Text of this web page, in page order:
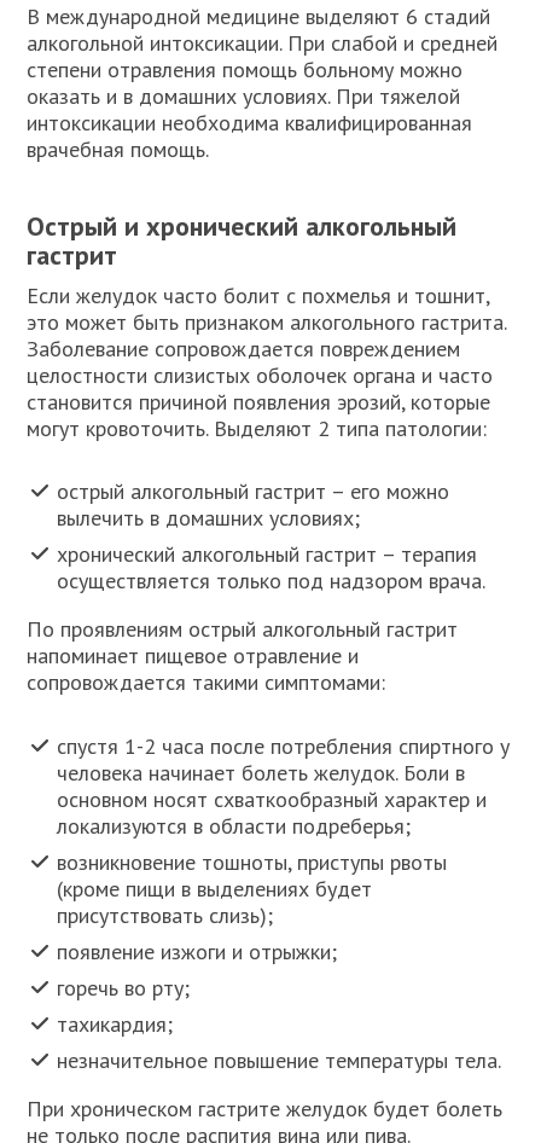
В международной медицине выделяют 6 стадий
алкогольной интоксикации. При слабой и средней
степени отравления помощь больному можно
оказать и в домашних условиях. При тяжелой
интоксикации необходима квалифицированная
врачебная помощь.
Острый и хронический алкогольный
гастрит
Если желудок часто болит с похмелья и тошнит,
это может быть признаком алкогольного гастрита.
Заболевание сопровождается повреждением
целостности слизистых оболочек органа и часто
становится причиной появления эрозий, которые
могут кровоточить. Выделяют 2 типа патологии:
острый алкогольный гастрит – его можно
вылечить в домашних условиях;
хронический алкогольный гастрит – терапия
осуществляется только под надзором врача.
По проявлениям острый алкогольный гастрит
напоминает пищевое отравление и
сопровождается такими симптомами:
спустя 1-2 часа после потребления спиртного у
человека начинает болеть желудок. Боли в
основном носят схваткообразный характер и
локализуются в области подреберья;
возникновение тошноты, приступы рвоты
(кроме пищи в выделениях будет
присутствовать слизь);
появление изжоги и отрыжки;
горечь во рту;
тахикардия;
незначительное повышение температуры тела.
При хроническом гастрите желудок будет болеть
не только после распития вина или пива.